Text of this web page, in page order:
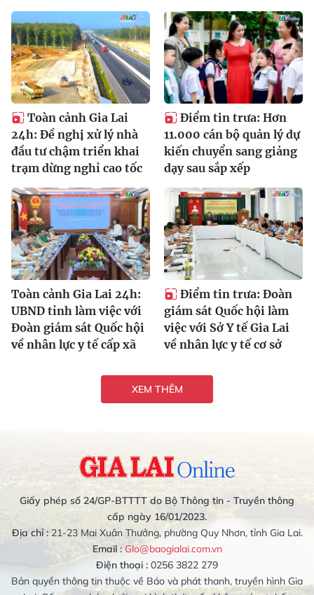
Toàn cảnh Gia Lai
24h: Đề nghị xử lý nhà
đầu tư chậm triển khai
trạm dừng nghỉ cao tốc
Điểm tin trưa: Hơn
11.000 cán bộ quản lý dự
kiến chuyển sang giảng
dạy sau sắp xếp
Toàn cảnh Gia Lai 24h:
UBND tỉnh làm việc với
Đoàn giám sát Quốc hội
về nhân lực y tế cấp xã
Điểm tin trưa: Đoàn
giám sát Quốc hội làm
việc với Sở Y tế Gia Lai
về nhân lực y tế cơ sở
XEM THÊM
Giấy phép số 24/GP-BTTTT do Bộ Thông tin - Truyền thông
cấp ngày 16/01/2023.
Địa chỉ :21-23 Mai Xuân Thưởng, phường Quy Nhơn, tỉnh Gia Lai.
Email : Glo@baogialai.com.vn
Điện thoại : 0256 3822 279
Bản quyền thông tin thuộc về Báo và phát thanh, truyền hình Gia